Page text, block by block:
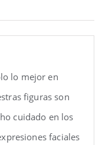
lo mejor en
figuras son
cuidado en los
faciales